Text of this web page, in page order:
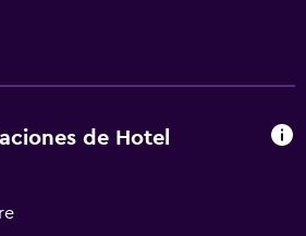
de Hotel